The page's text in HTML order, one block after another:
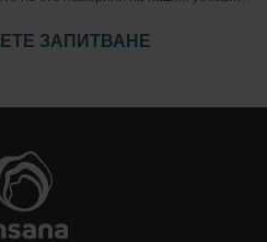
ЗАПИТВАНЕ